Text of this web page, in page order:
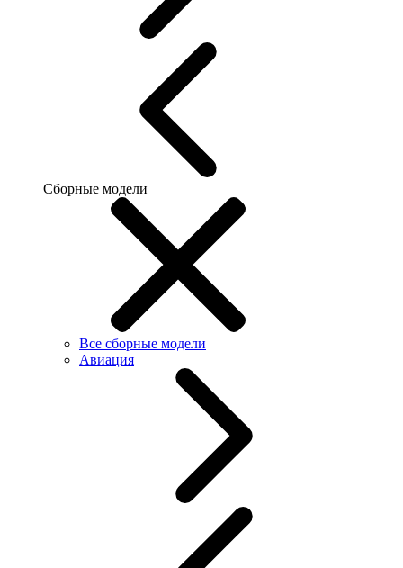
Сборные модели
Все сборные модели
Авиация